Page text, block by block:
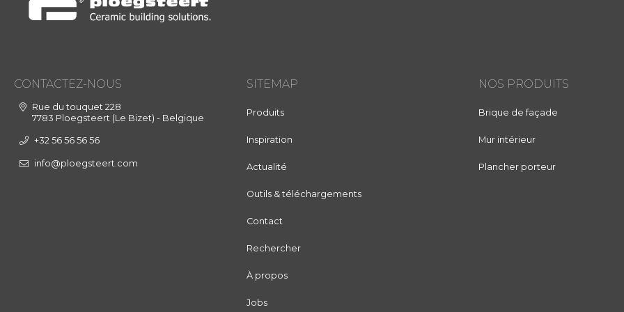
CONTACTEZ-NOUS
Rue du touquet 228
7783 Ploegsteert (Le Bizet) - Belgique
+32 56 56 56 56
info@ploegsteert.com
SITEMAP
Produits
Inspiration
Actualité
Outils & téléchargements
Contact
Rechercher
À propos
Jobs
NOS PRODUITS
Brique de façade
Mur intérieur
Plancher porteur